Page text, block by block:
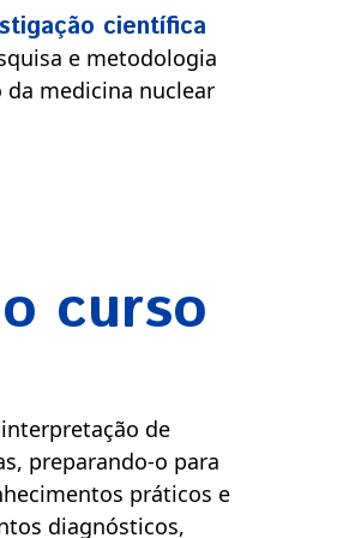
científica
e metodologia
medicina nuclear
curso
de
preparando-o para
práticos e
diagnósticos,